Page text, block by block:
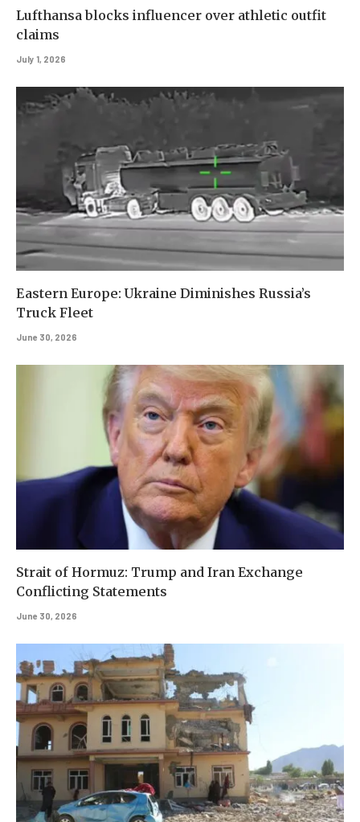
Lufthansa blocks influencer over athletic outfit
claims
July 1, 2026
Eastern Europe: Ukraine Diminishes Russia’s
Truck Fleet
June 30, 2026
Strait of Hormuz: Trump and Iran Exchange
Conflicting Statements
June 30, 2026